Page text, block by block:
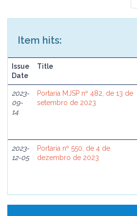
Item hits:
Issue
Date
Title
2023-
09-
14
Portaria MJSP nº 482, de 13 de
setembro de 2023
2023-
12-05
Portaria nº 550, de 4 de
dezembro de 2023